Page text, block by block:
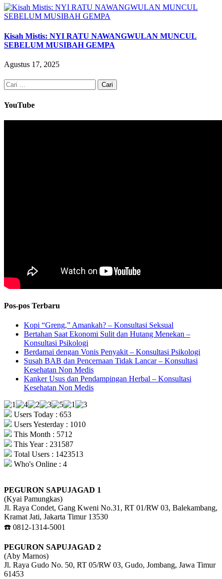
Kisah Mistis: NYI RATU NAWANGWULAN MUNCUL
SEBELUM MUSIBAH GEMPA
Agustus 17, 2025
Cari
untuk:
YouTube
Pos-pos Terbaru
Kopi “Greng,” Amankah? – Konsultasi Seksual
Bertahan Saat Ekonomi Sulit dan Hutang Menekan –
Konsultasi Psikologi
Berdamai dengan Vonis Penyakit – Konsultasi Psikologi
Susah BAB dan Pencernaan Tidak Lancar – Konsultasi
Kesehatan Non Medis
Kanker Usus dan Pendampingan Herbal – Konsultasi
Kesehatan Non Medis
Users Today : 653
Users Yesterday : 1010
This Month : 5712
This Year : 231587
Total Users : 1423513
Who's Online : 4
PEGURON SAPUJAGAD 1
(Kyai Pamungkas)
Jl. Raya Condet, Gang Kweni No.31, RT 01/RW 03, Balekambang,
Kramat Jati, Jakarta Timur 13530
☎️ 0812-1314-5001
PEGURON SAPUJAGAD 2
(Aby Marnos)
Jl. Raya Gudo No. 50, RT 05/RW 03, Gudo, Jombang, Jawa Timur
61453